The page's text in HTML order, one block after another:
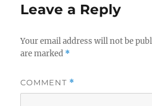
Leave a Reply
Your email address will not be
are marked *
COMMENT *